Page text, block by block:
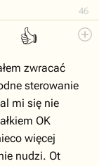
46
👍
zwracać
sterowanie
mi się nie
OK
więcej
nudzi. Ot